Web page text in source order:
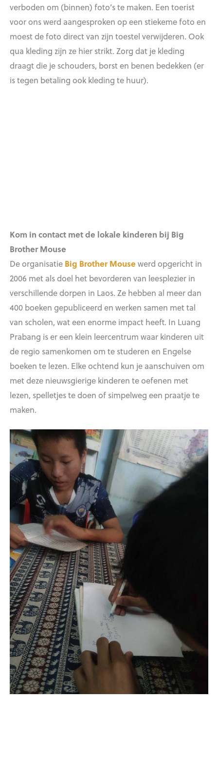
verboden om (binnen) foto’s te maken. Een toerist
voor ons werd aangesproken op een stiekeme foto en
moest de foto direct van zijn toestel verwijderen. Ook
qua kleding zijn ze hier strikt. Zorg dat je kleding
draagt die je schouders, borst en benen bedekken (er
is tegen betaling ook kleding te huur).
Kom in contact met de lokale kinderen bij Big
Brother Mouse
De organisatie Big Brother Mouse werd opgericht in
2006 met als doel het bevorderen van leesplezier in
verschillende dorpen in Laos. Ze hebben al meer dan
400 boeken gepubliceerd en werken samen met tal
van scholen, wat een enorme impact heeft. In Luang
Prabang is er een klein leercentrum waar kinderen uit
de regio samenkomen om te studeren en Engelse
boeken te lezen. Elke ochtend kun je aanschuiven om
met deze nieuwsgierige kinderen te oefenen met
lezen, spelletjes te doen of simpelweg een praatje te
maken.